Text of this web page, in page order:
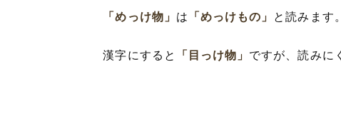
「めっけ物」 は 「めっけもの」 と読みます。
漢字にすると 「目っけ物」 ですが、読みに